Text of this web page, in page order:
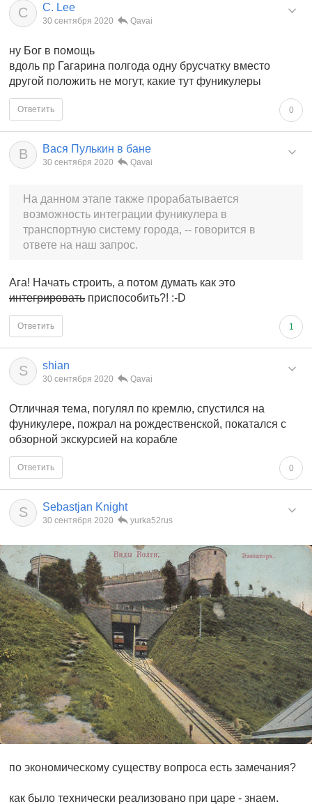
C C. Lee
30 сентября 2020 Qavai
ну Бог в помощь
вдоль пр Гагарина полгода одну брусчатку вместо
другой положить не могут, какие тут фуникулеры
0
Ответить
В Вася Пулькин в бане
30 сентября 2020 Qavai
На данном этапе также прорабатывается
возможность интеграции фуникулера в
транспортную систему города, -- говорится в
ответе на наш запрос.
Ага! Начать строить, а потом думать как это
интегрировать приспособить?! :-D
1
Ответить
S shian
30 сентября 2020 Qavai
Отличная тема, погулял по кремлю, спустился на
фуникулере, пожрал на рождественской, покатался с
обзорной экскурсией на корабле
0
Ответить
S Sebastjan Knight
30 сентября 2020 yurka52rus
по экономическому существу вопроса есть замечания?
как было технически реализовано при царе - знаем.